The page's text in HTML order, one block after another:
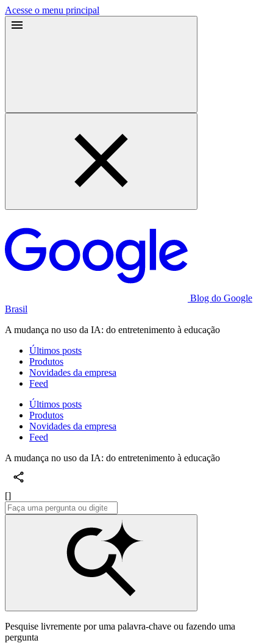
Acesse o menu principal
Blog do Google
Brasil
A mudança no uso da IA: do entretenimento à educação
Últimos posts
Produtos
Novidades da empresa
Feed
Últimos posts
Produtos
Novidades da empresa
Feed
A mudança no uso da IA: do entretenimento à educação
[]
Pesquise livremente por uma palavra-chave ou fazendo uma
pergunta